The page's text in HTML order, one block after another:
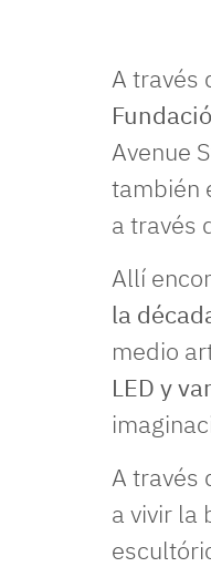
A través
Avenue
también
a través
Allí
la
medio
LED y
A través
a vivir la